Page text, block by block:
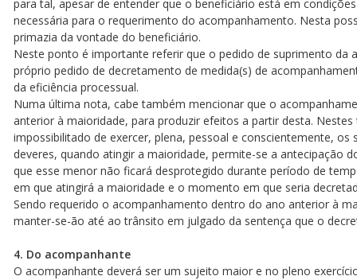
para tal, apesar de entender que o beneficiário está em
necessária para o requerimento do acompanhamento. Nesta
primazia da vontade do beneficiário.
Neste ponto é importante referir que o pedido de suprimento
próprio pedido de decretamento de medida(s) de
da eficiência processual.
Numa última nota, cabe também mencionar que o
anterior à maioridade, para produzir efeitos a partir desta.
impossibilitado de exercer, plena, pessoal e conscientemente,
deveres, quando atingir a maioridade, permite-se a antecipação
que esse menor não ficará desprotegido durante período de
em que atingirá a maioridade e o momento em que seria
Sendo requerido o acompanhamento dentro do ano anterior à
manter-se-ão até ao trânsito em julgado da sentença que o
4. Do acompanhante
O acompanhante deverá ser um sujeito maior e no pleno